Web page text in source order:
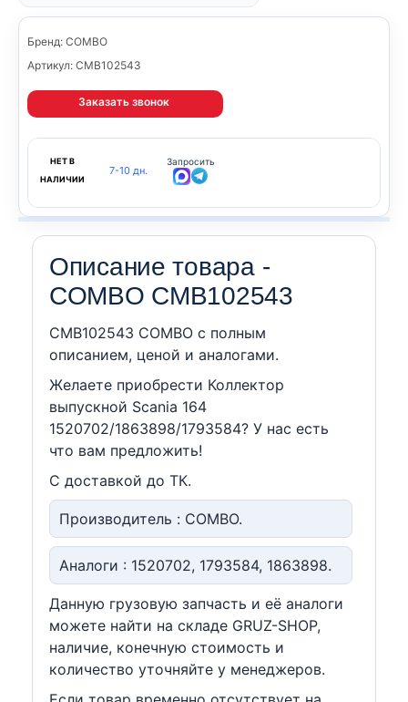
Бренд: COMBO
Артикул: CMB102543
Заказать звонок
НЕТ В
НАЛИЧИИ
7-10 дн.
Запросить
Описание товара -
COMBO CMB102543
CMB102543 COMBO c полным
описанием, ценой и аналогами.
Желаете приобрести Коллектор
выпускной Scania 164
1520702/1863898/1793584? У нас есть
что вам предложить!
С доставкой до ТК.
Производитель : COMBO.
Аналоги : 1520702, 1793584, 1863898.
Данную грузовую запчасть и её аналоги
можете найти на складе GRUZ-SHOP,
наличие, конечную стоимость и
количество уточняйте у менеджеров.